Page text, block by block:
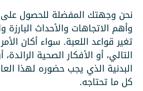
المفضلة للحصول على أحدث
والأحداث البارزة
اللعبة. سواء أكان الأمر يتعلق
أو الأفكار الصحية الرائدة، أو حدث
الذي يجب حضوره لهذا العام،